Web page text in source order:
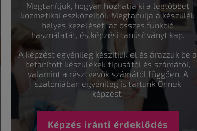
Megtanítjuk, hogyan hozhatja ki a legtöbbet
kozmetikai eszközeiből. Megtanulja a készülék
helyes kezelését, az összes funkció
használatát, és képzési tanúsítványt kap.
A képzést egyénileg készítjük el és árazzuk be a
betanított készülékek típusától és számától,
valamint a résztvevők számától függően. A
szalonjában egyénileg is tartunk Önnek
képzést.
Képzés iránti érdeklődés